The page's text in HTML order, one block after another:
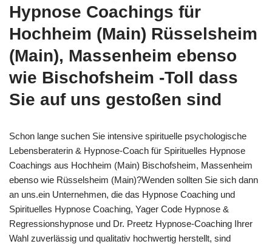
Hypnose Coachings für
Hochheim (Main) Rüsselsheim
(Main), Massenheim ebenso
wie Bischofsheim -Toll dass
Sie auf uns gestoßen sind
Schon lange suchen Sie intensive spirituelle psychologische
Lebensberaterin & Hypnose-Coach für Spirituelles Hypnose
Coachings aus Hochheim (Main) Bischofsheim, Massenheim
ebenso wie Rüsselsheim (Main)?Wenden sollten Sie sich dann
an uns.ein Unternehmen, die das Hypnose Coaching und
Spirituelles Hypnose Coaching, Yager Code Hypnose &
Regressionshypnose und Dr. Preetz Hypnose-Coaching Ihrer
Wahl zuverlässig und qualitativ hochwertig herstellt, sind